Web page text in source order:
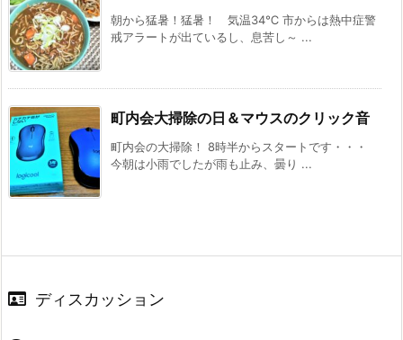
朝から猛暑！猛暑！ 気温34℃ 市からは熱中症警
戒アラートが出ているし、息苦し～ ...
町内会大掃除の日＆マウスのクリック音
町内会の大掃除！ 8時半からスタートです・・・
今朝は小雨でしたが雨も止み、曇り ...
ディスカッション